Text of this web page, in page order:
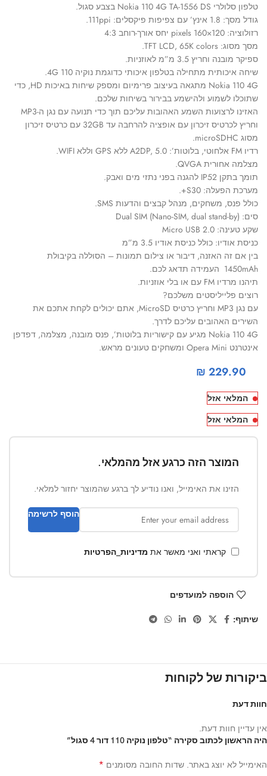
טלפון סלולרי Nokia 110 4G TA-1556 DS בצבע סגול.
גודל מסך: 1.8 אינץ’ עם צפיפות פיקסלים: 111ppi.
רזולוציה: 120×160 pixels יחס אורך-רוחב 4:3
מסך מסוג: TFT LCD, 65K colors.
ספיקר מובנה וחריץ 3.5 מ”מ לאוזניות.
שיחה איכותית מתחילה בטלפון איכותי כדוגמת נוקיה 110 4G.
Nokia 110 4G מתגאה בעיצוב פרימיום ומספק שיחות באיכות HD, כדי
שתוכלו לשמוע ולהישמע בבירור בשיחות שלכם.
האזינו לרצועות השמע האהובות עליכם תוך כדי תנועה עם נגן ה-MP3
וחריץ לכרטיס זיכרון עם אופציה להרחבה עד 32GB עם כרטיס זיכרון
מסוג microSDHC.
רדיו FM אלחוטי, בלוטות’: A2DP, 5.0 ללא GPS וללא WIFI.
מצלמה אחורית QVGA.
תומך בתקן IP52 להגנה בפני נתזי מים ואבק.
מערכת הפעלה: S30+.
כולל פנס, משחקים, מנהל קבצים והדעות SMS.
סים: Dual SIM (Nano-SIM, dual stand-by)
שקע טעינה: Micro USB 2.0
כניסת אודיו: כולל כניסת אודיו 3.5 מ”מ
בין אם זה האזנה, דיבור או צילום תמונות – הסוללה בקיבולת
1450mAh העמידה תדאג לכם.
תיהנו מרדיו FM עם או בלי אוזניות.
רוצים פלייליסטים משלכם?
עם נגן MP3 וחריץ כרטיס MicroSD, אתם יכולים לקחת אתכם את
השירים האהובים עליכם לדרך.
Nokia 110 4G מגיע עם קישוריות בלוטות’, פנס מובנה, מצלמה, דפדפן
אינטרנט Opera Mini ומשחקים טעונים מראש.
₪ 229.90
המלאי אזל
המלאי אזל
המוצר הזה כרגע אזל מהמלאי.
הזינו את האימייל, ואנו נודיע לך ברגע שהמוצר יחזור למלאי.
הוסף לרשימה
קראתי ואני מאשר את מדיניות_הפרטיות
הוספה למועדפים
שיתוף:
ביקורות של לקוחות
חוות דעת
אין עדיין חוות דעת.
היה הראשון לכתוב סקירה “טלפון נוקיה 110 דור 4 סגול”
האימייל לא יוצג באתר. שדות החובה מסומנים *